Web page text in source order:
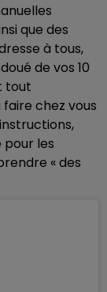
que des
à tous,
de vos 10
tout
chez vous
pour les
« des